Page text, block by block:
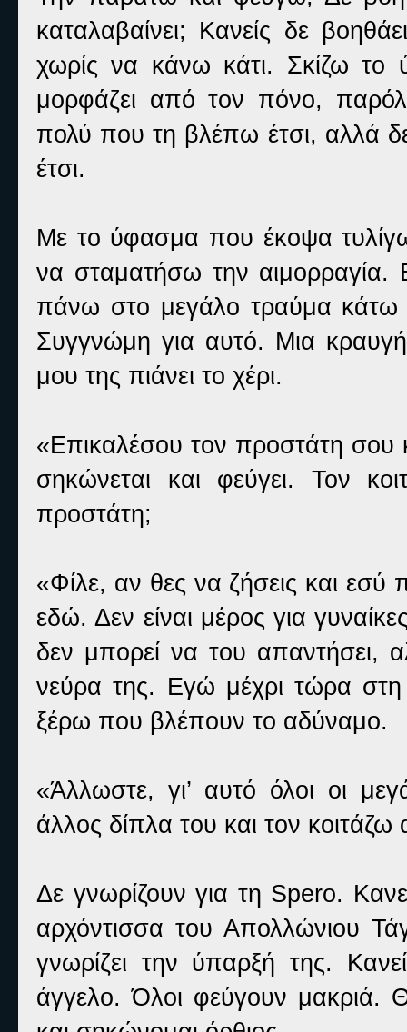
καταλαβαίνει; Κανείς δε
χωρίς να κάνω κάτι. Σκίζω το
μορφάζει από τον πόνο,
πολύ που τη βλέπω έτσι, αλλά
έτσι.
Με το ύφασμα που έκοψα
να σταματήσω την
πάνω στο μεγάλο τραύμα κάτω
Συγγνώμη για αυτό. Μια
μου της πιάνει το χέρι.
«Επικαλέσου τον προστάτη σου
σηκώνεται και φεύγει. Τον
προστάτη;
«Φίλε, αν θες να ζήσεις και εσύ
εδώ. Δεν είναι μέρος για
δεν μπορεί να του απαντήσει,
νεύρα της. Εγώ μέχρι τώρα
ξέρω που βλέπουν το αδύναμο.
«Άλλωστε, γι’ αυτό όλοι οι
άλλος δίπλα του και τον κοιτάζω
Δε γνωρίζουν για τη Spero.
αρχόντισσα του Απολλώνιου
γνωρίζει την ύπαρξή της.
άγγελο. Όλοι φεύγουν μακριά.